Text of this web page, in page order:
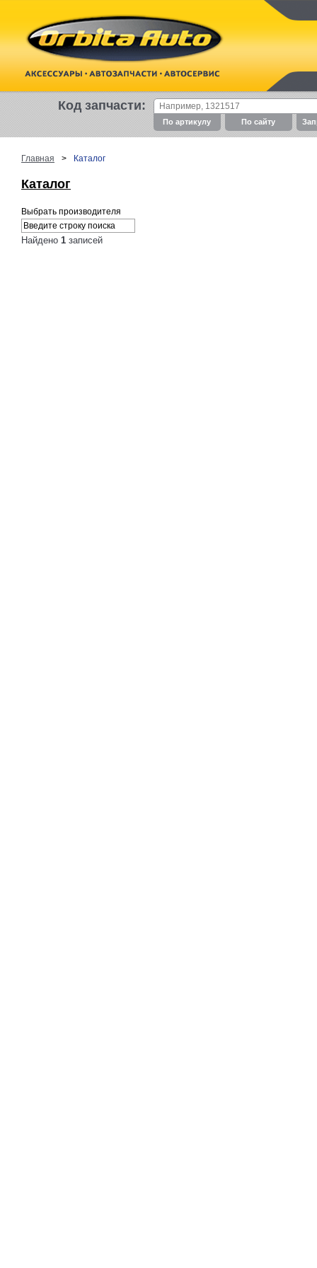
Код запчасти:
По артикулу По cайту
Главная > Каталог
Каталог
Выбрать производителя
Найдено 1 записей